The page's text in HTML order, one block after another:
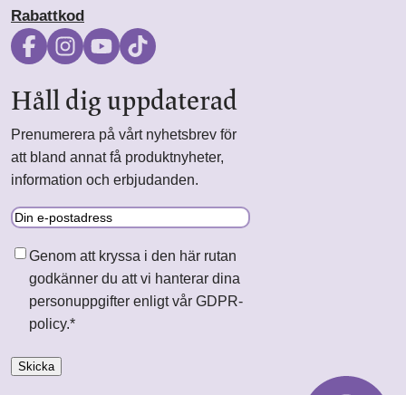
Rabattkod
Håll dig uppdaterad
Prenumerera på vårt nyhetsbrev för
att bland annat få produktnyheter,
information och erbjudanden.
E-
Samtycke*
Genom att kryssa i den här rutan
godkänner du att vi hanterar dina
personuppgifter enligt vår GDPR-
policy.*
Skicka